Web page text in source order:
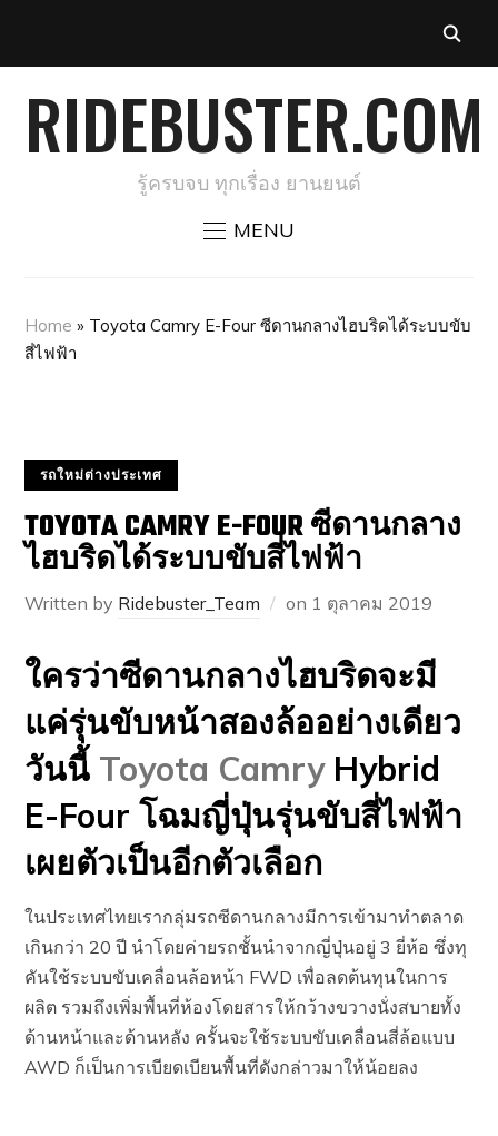
RIDEBUSTER.COM
รู้ครบจบ ทุกเรื่อง ยานยนต์
MENU
Home » Toyota Camry E-Four ซีดานกลางไฮบริดได้ระบบขับ
สี่ไฟฟ้า
รถใหม่ต่างประเทศ
TOYOTA CAMRY E-FOUR ซีดานกลาง
ไฮบริดได้ระบบขับสี่ไฟฟ้า
Written by Ridebuster_Team on 1 ตุลาคม 2019
ใครว่าซีดานกลางไฮบริดจะมี
แค่รุ่นขับหน้าสองล้ออย่างเดียว
วันนี้ Toyota CamryHybrid
E-Four โฉมญี่ปุ่นรุ่นขับสี่ไฟฟ้า
เผยตัวเป็นอีกตัวเลือก
ในประเทศไทยเรากลุ่มรถซีดานกลางมีการเข้ามาทำตลาด
เกินกว่า 20 ปี นำโดยค่ายรถชั้นนำจากญี่ปุ่นอยู่ 3 ยี่ห้อ ซึ่งทุ
คันใช้ระบบขับเคลื่อนล้อหน้า FWD เพื่อลดต้นทุนในการ
ผลิต รวมถึงเพิ่มพื้นที่ห้องโดยสารให้กว้างขวางนั่งสบายทั้ง
ด้านหน้าและด้านหลัง ครั้นจะใช้ระบบขับเคลื่อนสี่ล้อแบบ
AWD ก็เป็นการเบียดเบียนพื้นที่ดังกล่าวมาให้น้อยลง